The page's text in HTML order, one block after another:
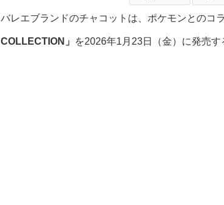
バレエブランドのチャコットは、ポケモンとのコ
COLLECTION」 を2026年1月23日（金）に発売す